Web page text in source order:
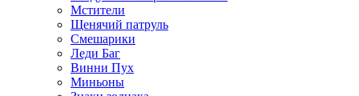
Мстители
Щенячий патруль
Смешарики
Леди Баг
Винни Пух
Миньоны